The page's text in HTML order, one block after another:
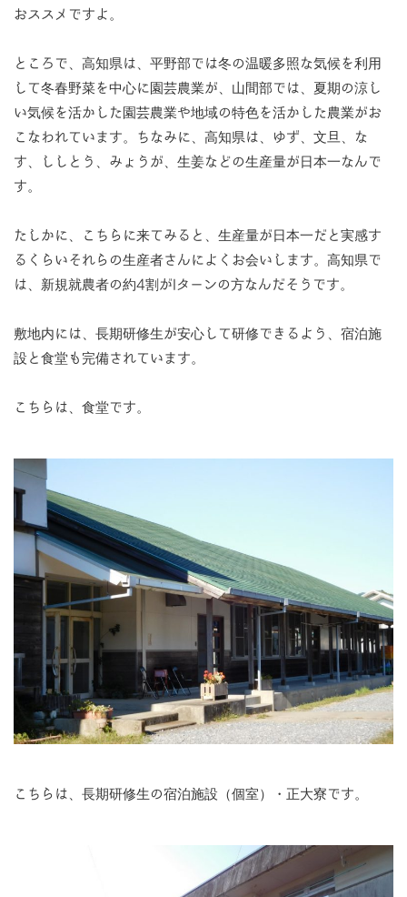
おススメですよ。
ところで、高知県は、平野部では冬の温暖多照な気候を利用
して冬春野菜を中心に園芸農業が、山間部では、夏期の涼し
い気候を活かした園芸農業や地域の特色を活かした農業がお
こなわれています。ちなみに、高知県は、ゆず、文旦、な
す、ししとう、みょうが、生姜などの生産量が日本一なんで
す。
たしかに、こちらに来てみると、生産量が日本一だと実感す
るくらいそれらの生産者さんによくお会いします。高知県で
は、新規就農者の約4割がIターンの方なんだそうです。
敷地内には、長期研修生が安心して研修できるよう、宿泊施
設と食堂も完備されています。
こちらは、食堂です。
こちらは、長期研修生の宿泊施設（個室）・正大寮です。